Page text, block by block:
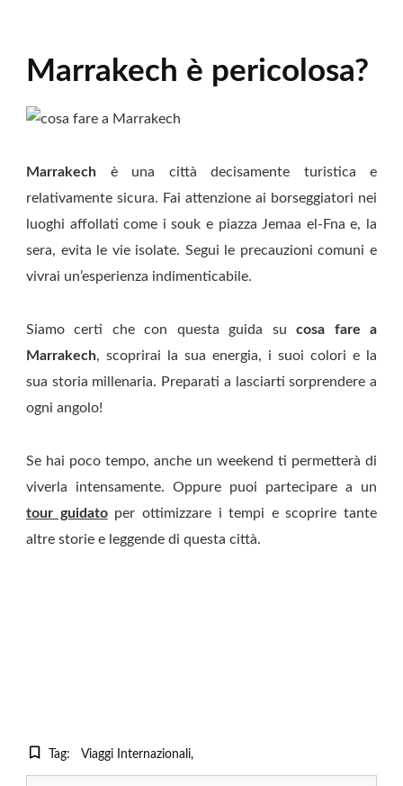
Marrakech è pericolosa?
Marrakech è una città decisamente turistica e
relativamente sicura. Fai attenzione ai borseggiatori nei
luoghi affollati come i souk e piazza Jemaa el-Fna e, la
sera, evita le vie isolate. Segui le precauzioni comuni e
vivrai un’esperienza indimenticabile.
Siamo certi che con questa guida su cosa fare a
Marrakech, scoprirai la sua energia, i suoi colori e la
sua storia millenaria. Preparati a lasciarti sorprendere a
ogni angolo!
Se hai poco tempo, anche un weekend ti permetterà di
viverla intensamente. Oppure puoi partecipare a un
tour guidatoper ottimizzare i tempi e scoprire tante
altre storie e leggende di questa città.
Tag: Viaggi Internazionali